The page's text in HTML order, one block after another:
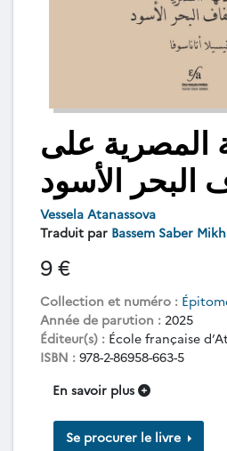
المصرية على
الأسود
Vessela Atanassova
Traduit par Bassem Saber
9 €
Collection et numéro :
Année de parution : 2025
Éditeur(s) : École française
ISBN : 978-2-86958-663-5
En savoir plus
Se procurer le livre